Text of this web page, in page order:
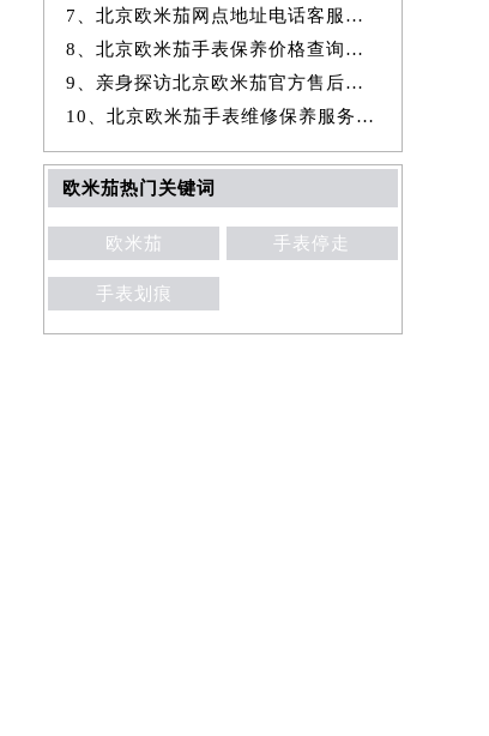
7、北京欧米茄网点地址电话客服查询与售后维修保养服务权威公示（2026
8、北京欧米茄手表保养价格查询费用明细权威公示（2026年7月最新）
9、亲身探访北京欧米茄官方售后服务中心｜详细地址及服务电话（2026年7
10、北京欧米茄手表维修保养服务权威公示（2026年7月最新）
欧米茄热门关键词
欧米茄 手表停走
手表划痕